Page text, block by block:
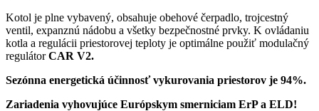
Kotol je plne vybavený, obsahuje obehové čerpadlo, trojcestný
ventil, expanznú nádobu a všetky bezpečnostné prvky. K ovládaniu
kotla a regulácii priestorovej teploty je optimálne použiť modulačný
regulátorCAR V2.
Sezónna energetická účinnosť vykurovania priestorov je 94%.
Zariadenia vyhovujúce Európskym smerniciam ErP a ELD!